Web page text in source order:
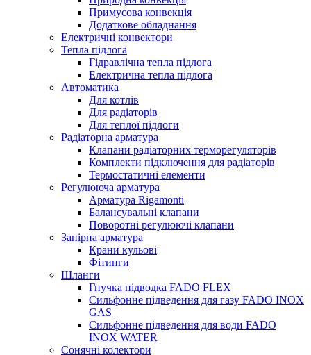
Примусова конвекція
Додаткове обладнання
Електричні конвектори
Тепла підлога
Гідравлічна тепла підлога
Електрична тепла підлога
Автоматика
Для котлів
Для радіаторів
Для теплої підлоги
Радіаторна арматура
Клапани радіаторних терморегуляторів
Комплекти підключення для радіаторів
Термостатичні елементи
Регулююча арматура
Арматура Rigamonti
Балансувальні клапани
Поворотні регулюючі клапани
Запірна арматура
Крани кульові
Фітинги
Шланги
Гнучка підводка FADO FLEX
Сильфонне підведення для газу FADO INOX
GAS
Сильфонне підведення для води FADO
INOX WATER
Сонячні колектори